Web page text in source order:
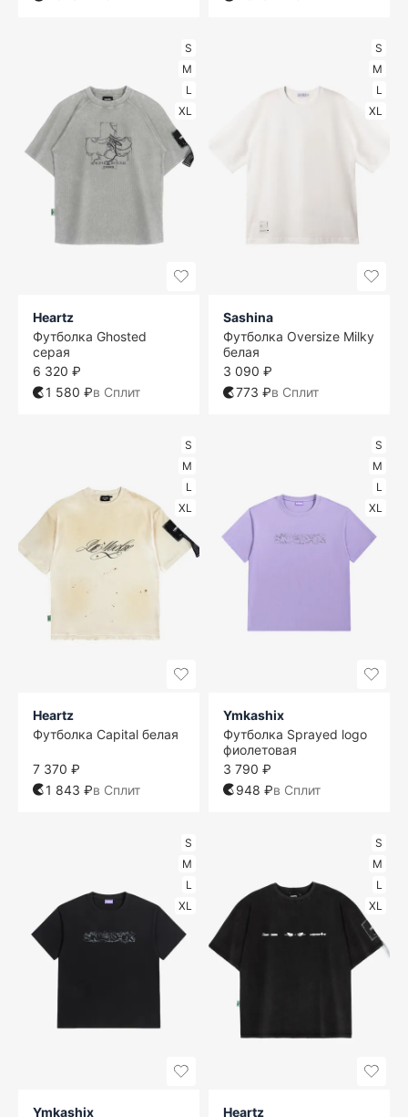
S
M
L
XL
Heartz
Футболка Ghosted
серая
6 320 ₽
1 580 ₽в Сплит
S
M
L
XL
Sashina
Футболка Oversize Milky
белая
3 090 ₽
773 ₽в Сплит
S
M
L
XL
Heartz
Футболка Capital белая
7 370 ₽
1 843 ₽в Сплит
S
M
L
XL
Ymkashix
Футболка Sprayed logo
фиолетовая
3 790 ₽
948 ₽в Сплит
S
M
L
XL
Ymkashix
S
M
L
XL
Heartz